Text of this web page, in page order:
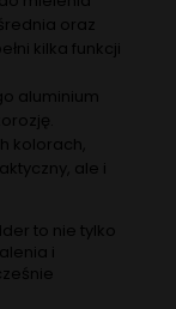
oraz
kilka funkcji
aluminium
kolorach,
ale i
to nie tylko
i